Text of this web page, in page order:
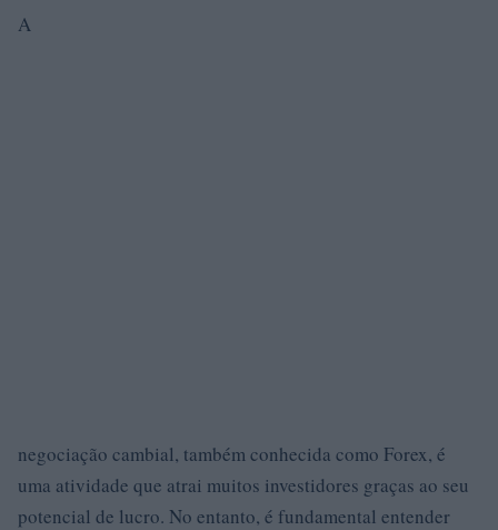
A
negociação cambial, também conhecida como Forex, é
uma atividade que atrai muitos investidores graças ao seu
potencial de lucro. No entanto, é fundamental entender